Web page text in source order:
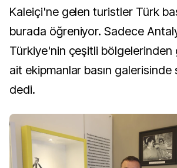
Kaleiçi'ne gelen turistler Türk
burada öğreniyor. Sadece
Türkiye'nin çeşitli bölgelerinden
ait ekipmanlar basın galerisinde
dedi.